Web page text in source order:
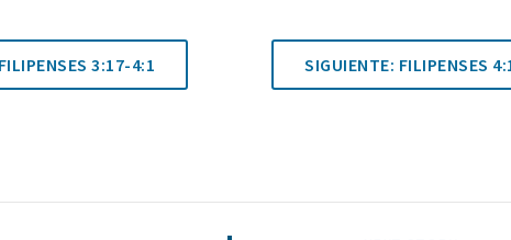
3:17-4:1 SIGUIENTE: FILIPENSES